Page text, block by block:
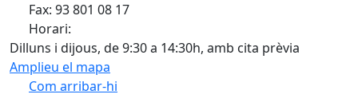
Fax: 93 801 08 17
Horari:
Dilluns i dijous, de 9:30 a 14:30h, amb cita prèvia
Amplieu el mapa
Com arribar-hi